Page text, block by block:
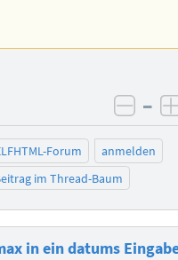
–
Forum
anmelden
im Thread-Baum
in ein datums